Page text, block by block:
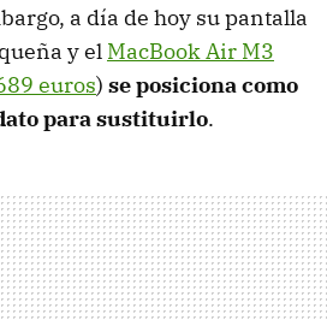
a día de hoy su pantalla
y el MacBook Air M3
euros) se posiciona como
para sustituirlo.